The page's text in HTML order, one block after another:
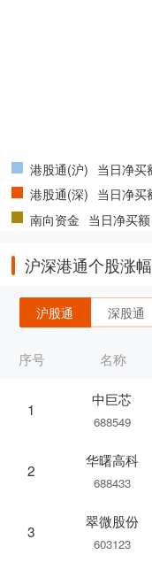
港股通(沪) 当日净买
港股通(深) 当日净买
南向资金 当日净买额
沪深港通个股涨
沪股通 深股通
序号 名称
1
中巨芯
688549
2
华曙高科
688433
3
翠微股份
603123